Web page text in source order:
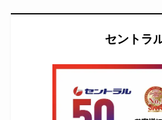
セントラ